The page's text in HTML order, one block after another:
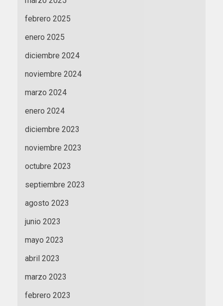
febrero 2025
enero 2025
diciembre 2024
noviembre 2024
marzo 2024
enero 2024
diciembre 2023
noviembre 2023
octubre 2023
septiembre 2023
agosto 2023
junio 2023
mayo 2023
abril 2023
marzo 2023
febrero 2023